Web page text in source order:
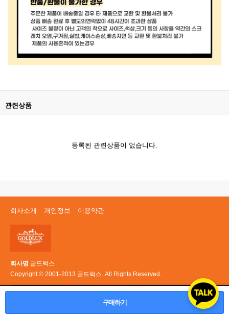
구매하기
관련상품
등록된 관련상품이 없습니다.
회사소개 개인정보 이용약관
회사명 골드럭스
Copyright © 2001-2013 골드럭스. All Rights Reserved.